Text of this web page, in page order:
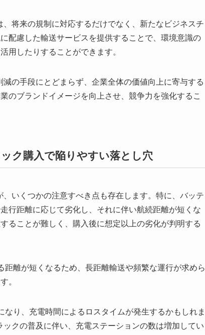
将来の規制に対応するだけでなく、新たなビジネスチ
配慮した輸送サービスを提供することで、環境意識の
用したりすることができます。
の手段にとどまらず、企業全体の価値向上に寄与する
のブランドイメージを向上させ、競争力を強化するこ
ク購入で陥りやすい落とし穴
いくつかの注意すべき点も存在します。特に、バッテ
行距離に応じて劣化し、それに伴い航続距離が短くな
ることが難しく、購入後に想定以上の劣化が判明する
離が短くなるため、長距離輸送や頻繁な運行が求めら
。
り、充電時間によるロスタイムが発生するかもしれま
クの普及に伴い、充電ステーションの数は増加してい